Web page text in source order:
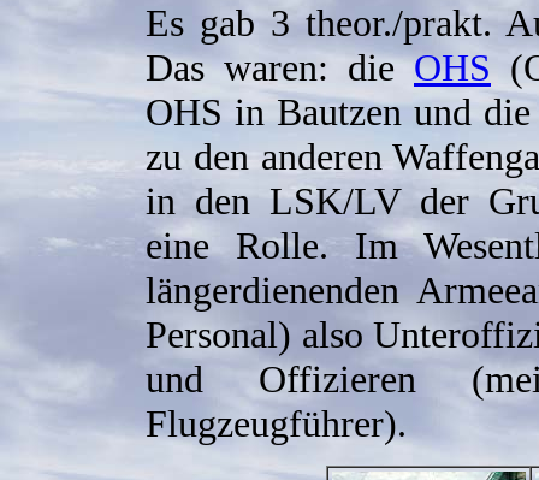
Es gab 3 theor./prakt.
Das waren: dieOHS
OHS in Bautzen und
zu den anderen
in den LSK/LV der
eine Rolle. Im
längerdienenden
Personal) also
und Offizieren
Flugzeugführer).